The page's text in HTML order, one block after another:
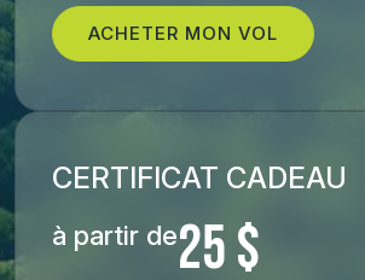
ACHETER MON VOL
CERTIFICAT CADEAU
à partir de25 $